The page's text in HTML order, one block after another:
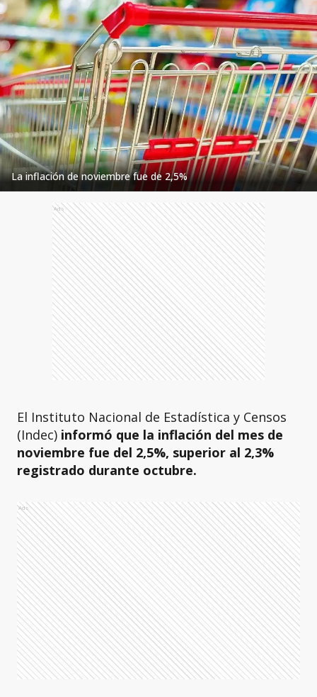
La inflación de noviembre fue de 2,5%
Ads
El Instituto Nacional de Estadística y Censos
(Indec) informó que la inflación del mes de
noviembre fue del 2,5%, superior al 2,3%
registrado durante octubre.
Ads